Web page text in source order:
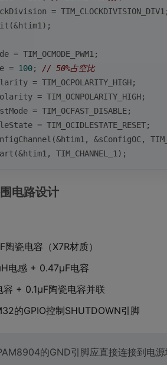
= TIM_CLOCKDIVISION_DIV1;
= TIM_OCMODE_PWM1;
= 100; // 50%占空比
= TIM_OCPOLARITY_HIGH;
= TIM_OCNPOLARITY_HIGH;
= TIM_OCFAST_DISABLE;
= TIM_OCIDLESTATE_RESET;
&sConfigOC,
TIM_CHANNEL_1);
电路设计
瓷电容（X7R材质）
电感 + 0.47μF电容
+ 0.1μF陶瓷电容并联
的GPIO控制SHUTDOWN引脚
的GND引脚应直接连接到电源